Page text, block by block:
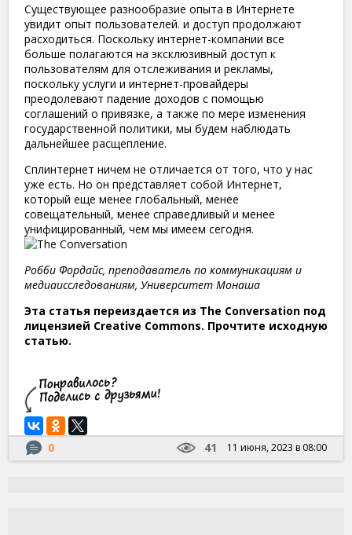
Существующее разнообразие опыта в Интернете
увидит опыт пользователей. и доступ продолжают
расходиться. Поскольку интернет-компании все
больше полагаются на эксклюзивный доступ к
пользователям для отслеживания и рекламы,
поскольку услуги и интернет-провайдеры
преодолевают падение доходов с помощью
соглашений о привязке, а также по мере изменения
государственной политики, мы будем наблюдать
дальнейшее расщепление.
Сплинтернет ничем не отличается от того, что у нас
уже есть. Но он представляет собой Интернет,
который еще менее глобальный, менее
совещательный, менее справедливый и менее
унифицированный, чем мы имеем сегодня.
Робби Фордайс, преподаватель по коммуникациям и
медиаисследованиям, Университет Монаша
Эта статья переиздается из The Conversation под
лицензией Creative Commons. Прочтите исходную
статью.
0 41 11 июня, 2023 в 08:00